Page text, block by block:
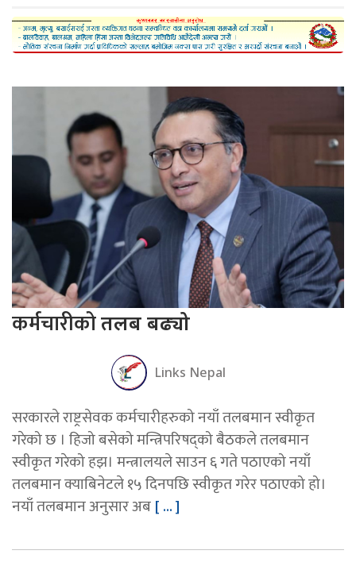
कर्मचारीकोतलब बढ्यो
Links Nepal
सरकारले राष्ट्रसेवक कर्मचारीहरुको नयाँ तलबमान स्वीकृत
गरेको छ । हिजो बसेको मन्त्रिपरिषद्को बैठकले तलबमान
स्वीकृत गरेको हझ। मन्त्रालयले साउन ६ गते पठाएको नयाँ
तलबमान क्याबिनेटले १५ दिनपछि स्वीकृत गरेर पठाएको हो।
नयाँ तलबमान अनुसार अब[ ... ]